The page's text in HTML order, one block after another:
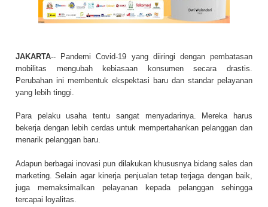
JAKARTA-- Pandemi Covid-19 yang diiringi dengan pembatasan
mobilitas mengubah kebiasaan konsumen secara drastis.
Perubahan ini membentuk ekspektasi baru dan standar pelayanan
yang lebih tinggi.
Para pelaku usaha tentu sangat menyadarinya. Mereka harus
bekerja dengan lebih cerdas untuk mempertahankan pelanggan dan
menarik pelanggan baru.
Adapun berbagai inovasi pun dilakukan khususnya bidang sales dan
marketing. Selain agar kinerja penjualan tetap terjaga dengan baik,
juga memaksimalkan pelayanan kepada pelanggan sehingga
tercapai loyalitas.